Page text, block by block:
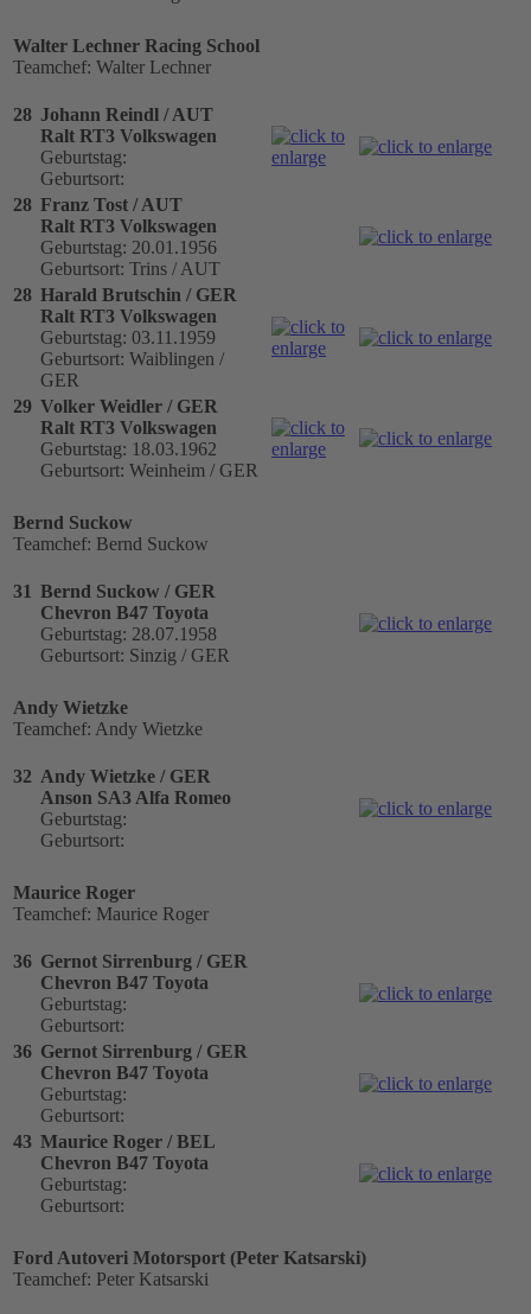
Walter Lechner Racing School
Teamchef: Walter Lechner
28 Johann Reindl / AUT
Ralt RT3 Volkswagen
Geburtstag:
Geburtsort:
28 Franz Tost / AUT
Ralt RT3 Volkswagen
Geburtstag: 20.01.1956
Geburtsort: Trins / AUT
28 Harald Brutschin / GER
Ralt RT3 Volkswagen
Geburtstag: 03.11.1959
Geburtsort: Waiblingen /
GER
29 Volker Weidler / GER
Ralt RT3 Volkswagen
Geburtstag: 18.03.1962
Geburtsort: Weinheim / GER
Bernd Suckow
Teamchef: Bernd Suckow
31 Bernd Suckow / GER
Chevron B47 Toyota
Geburtstag: 28.07.1958
Geburtsort: Sinzig / GER
Andy Wietzke
Teamchef: Andy Wietzke
32 Andy Wietzke / GER
Anson SA3 Alfa Romeo
Geburtstag:
Geburtsort:
Maurice Roger
Teamchef: Maurice Roger
36 Gernot Sirrenburg / GER
Chevron B47 Toyota
Geburtstag:
Geburtsort:
36 Gernot Sirrenburg / GER
Chevron B47 Toyota
Geburtstag:
Geburtsort:
43 Maurice Roger / BEL
Chevron B47 Toyota
Geburtstag:
Geburtsort:
Ford Autoveri Motorsport (Peter Katsarski)
Teamchef: Peter Katsarski